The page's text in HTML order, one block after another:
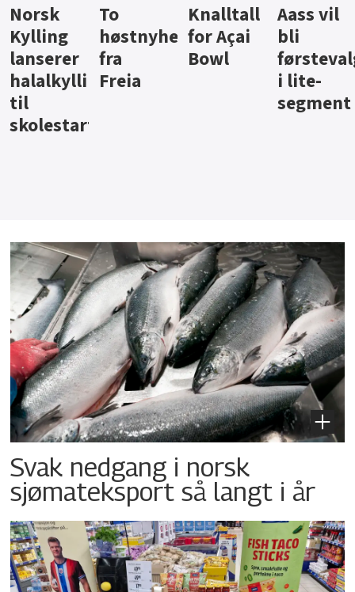
Knalltall
for Açai
Bowl
Aass vil
bli
førstevalg
i lite-
Brus og
jus fra
Berentsen
Hard
iste fra
Hansa
Svak nedgang i norsk
sjømateksport så langt i år